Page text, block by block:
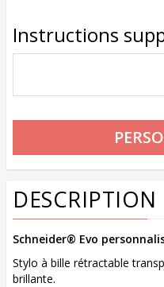
Instructions
DESCRIPTION
Schneider® Evo
Stylo à bille rétractable
brillante.